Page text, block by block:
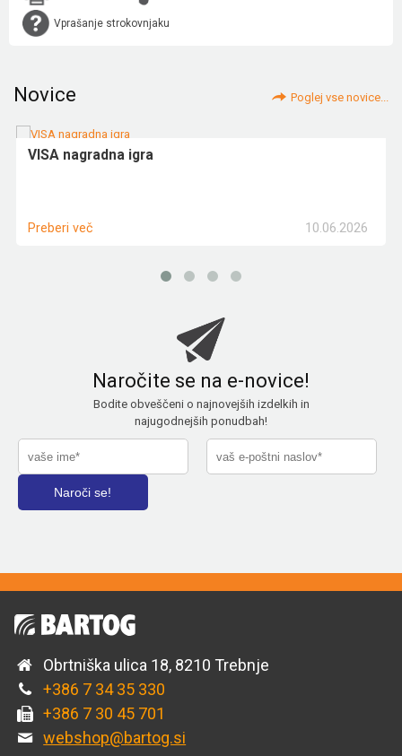
Vprašanje strokovnjaku
Novice Poglej vse novice...
VISA nagradna igra
10.06.2026
Preberi več
Naročite se na e-novice!
Bodite obveščeni o najnovejših izdelkih in
najugodnejših ponudbah!
Obrtniška ulica 18, 8210 Trebnje
+386 7 34 35 330
+386 7 30 45 701
webshop@bartog.si